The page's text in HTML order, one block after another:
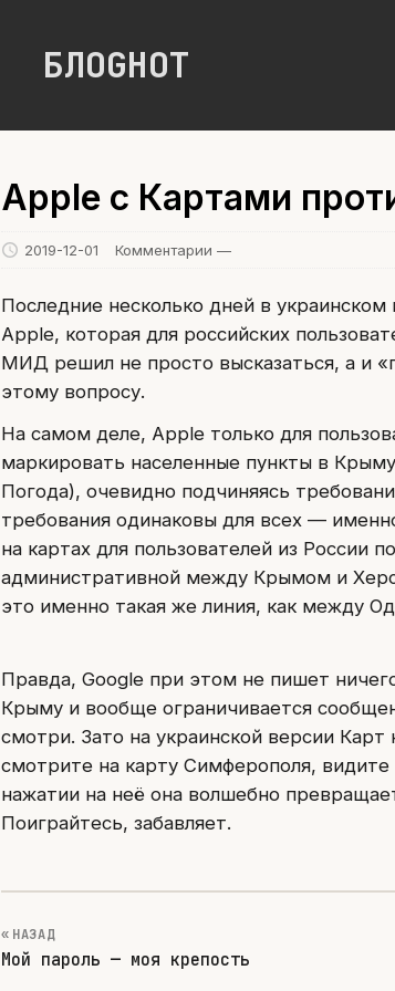
БЛОGНОТ
Apple с Картами
2019-12-01 Комментарии —
Последние несколько дней в
Apple, которая для российских
МИД решил не просто высказаться, а и
этому вопросу.
На самом деле, Apple только для
маркировать населенные пункты в
Погода), очевидно подчиняясь
требования одинаковы для всех —
на картах для пользователей из России
административной между Крымом и
это именно такая же линия, как между
Правда, Google при этом не пишет
Крыму и вообще ограничивается
смотри. Зато на украинской версии
смотрите на карту Симферополя,
нажатии на неё она волшебно
Поиграйтесь, забавляет.
« НАЗАД
Мой пароль — моя крепость